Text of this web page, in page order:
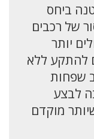
ביחס
של רכבים
יותר
להתקע ללא
שפחות
לבצע
מוקדם